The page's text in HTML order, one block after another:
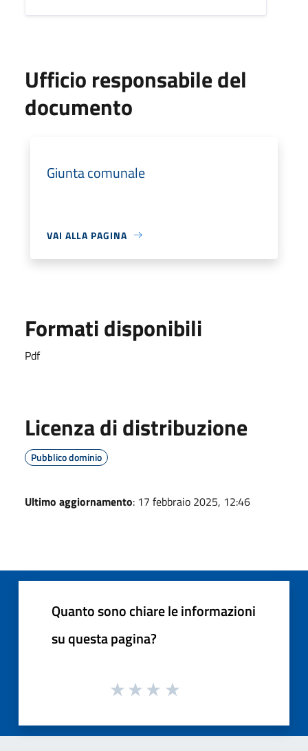
Ufficio responsabile del
documento
Giunta comunale
VAI ALLA PAGINA
Formati disponibili
Pdf
Licenza di distribuzione
Pubblico dominio
Ultimo aggiornamento: 17 febbraio 2025, 12:46
Quanto sono chiare le informazioni
su questa pagina?